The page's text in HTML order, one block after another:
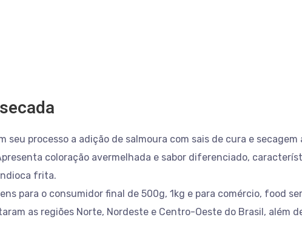
processo a adição de salmoura com sais de cura e secagem
coloração avermelhada e sabor diferenciado,
frita.
para o consumidor final de 500g, 1kg e para comércio, food
as regiões Norte, Nordeste e Centro-Oeste do Brasil, além